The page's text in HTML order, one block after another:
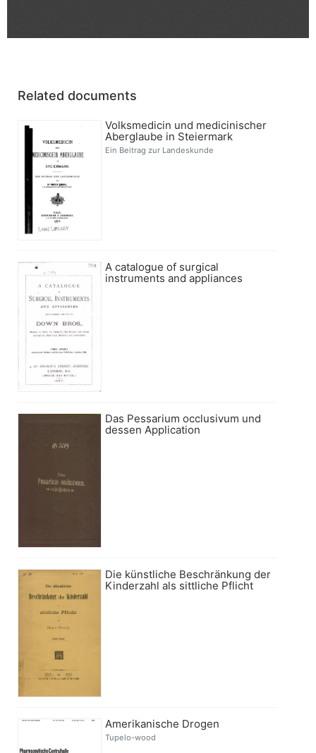
Related documents
Volksmedicin und medicinischer
Aberglaube in Steiermark
Ein Beitrag zur Landeskunde
A catalogue of surgical
instruments and appliances
Das Pessarium occlusivum und
dessen Application
Die künstliche Beschränkung der
Kinderzahl als sittliche Pflicht
Amerikanische Drogen
Tupelo-wood